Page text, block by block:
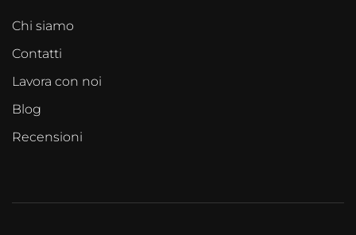
Chi siamo
Contatti
Lavora con noi
Blog
Recensioni